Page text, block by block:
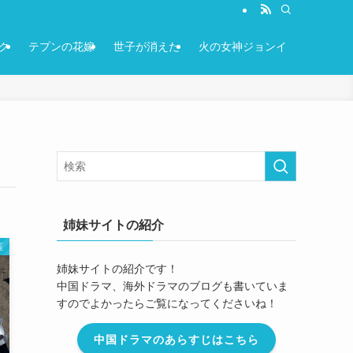
テプンの花嫁 世子が消えた 火の女神ジョンイ
姉妹サイトの紹介
姉妹サイトの紹介です！
中国ドラマ、海外ドラマのブログも書いていま
すのでよかったらご覧になってくださいね！
中国ドラマのあらすじはこちら